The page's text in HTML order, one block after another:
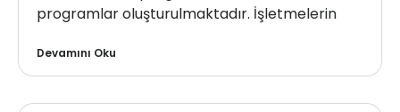
programlar oluşturulmaktadır. İşletmelerin
Devamını Oku